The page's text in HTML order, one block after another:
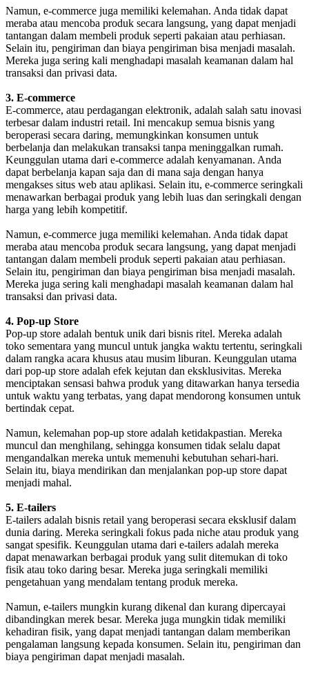
Namun, e-commerce juga memiliki kelemahan. Anda tidak dapat
meraba atau mencoba produk secara langsung, yang dapat menjadi
tantangan dalam membeli produk seperti pakaian atau perhiasan.
Selain itu, pengiriman dan biaya pengiriman bisa menjadi masalah.
Mereka juga sering kali menghadapi masalah keamanan dalam hal
transaksi dan privasi data.
3. E-commerce
E-commerce, atau perdagangan elektronik, adalah salah satu inovasi
terbesar dalam industri retail. Ini mencakup semua bisnis yang
beroperasi secara daring, memungkinkan konsumen untuk
berbelanja dan melakukan transaksi tanpa meninggalkan rumah.
Keunggulan utama dari e-commerce adalah kenyamanan. Anda
dapat berbelanja kapan saja dan di mana saja dengan hanya
mengakses situs web atau aplikasi. Selain itu, e-commerce seringkali
menawarkan berbagai produk yang lebih luas dan seringkali dengan
harga yang lebih kompetitif.
Namun, e-commerce juga memiliki kelemahan. Anda tidak dapat
meraba atau mencoba produk secara langsung, yang dapat menjadi
tantangan dalam membeli produk seperti pakaian atau perhiasan.
Selain itu, pengiriman dan biaya pengiriman bisa menjadi masalah.
Mereka juga sering kali menghadapi masalah keamanan dalam hal
transaksi dan privasi data.
4. Pop-up Store
Pop-up store adalah bentuk unik dari bisnis ritel. Mereka adalah
toko sementara yang muncul untuk jangka waktu tertentu, seringkali
dalam rangka acara khusus atau musim liburan. Keunggulan utama
dari pop-up store adalah efek kejutan dan eksklusivitas. Mereka
menciptakan sensasi bahwa produk yang ditawarkan hanya tersedia
untuk waktu yang terbatas, yang dapat mendorong konsumen untuk
bertindak cepat.
Namun, kelemahan pop-up store adalah ketidakpastian. Mereka
muncul dan menghilang, sehingga konsumen tidak selalu dapat
mengandalkan mereka untuk memenuhi kebutuhan sehari-hari.
Selain itu, biaya mendirikan dan menjalankan pop-up store dapat
menjadi mahal.
5. E-tailers
E-tailers adalah bisnis retail yang beroperasi secara eksklusif dalam
dunia daring. Mereka seringkali fokus pada niche atau produk yang
sangat spesifik. Keunggulan utama dari e-tailers adalah mereka
dapat menawarkan berbagai produk yang sulit ditemukan di toko
fisik atau toko daring besar. Mereka juga seringkali memiliki
pengetahuan yang mendalam tentang produk mereka.
Namun, e-tailers mungkin kurang dikenal dan kurang dipercayai
dibandingkan merek besar. Mereka juga mungkin tidak memiliki
kehadiran fisik, yang dapat menjadi tantangan dalam memberikan
pengalaman langsung kepada konsumen. Selain itu, pengiriman dan
biaya pengiriman dapat menjadi masalah.